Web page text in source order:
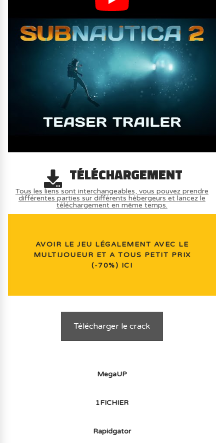
TÉLÉCHARGEMENT
Tous les liens sont interchangeables, vous pouvez prendre
différentes parties sur différents hébergeurs et lancez le
téléchargement en même temps.
AVOIR LE JEU LÉGALEMENT AVEC LE
MULTIJOUEUR ET A TOUS PETIT PRIX
(-70%) ICI
Télécharger le crack
MegaUP
1FICHIER
Rapidgator